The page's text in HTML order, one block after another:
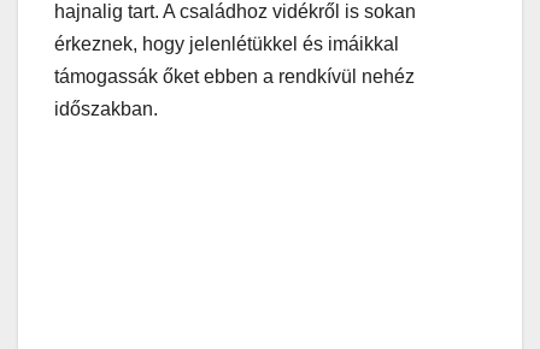
hajnalig tart. A családhoz vidékről is sokan
érkeznek, hogy jelenlétükkel és imáikkal
támogassák őket ebben a rendkívül nehéz
időszakban.